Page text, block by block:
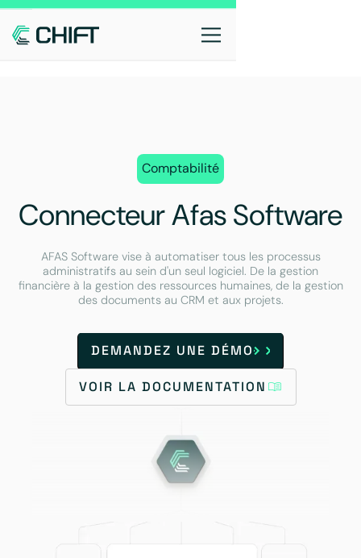
Comptabilité
Connecteur Afas Software
AFAS Software vise à automatiser tous les processus
administratifs au sein d'un seul logiciel. De la gestion
financière à la gestion des ressources humaines, de la gestion
des documents au CRM et aux projets.
DEMANDEZ UNE DÉMO
VOIR LA DOCUMENTATION